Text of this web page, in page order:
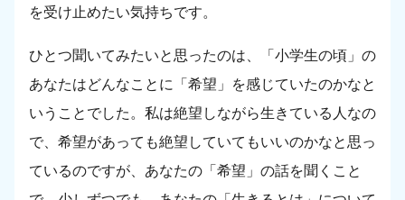
を受け止めたい気持ちです。
ひとつ聞いてみたいと思ったのは、「小学生の頃」の
あなたはどんなことに「希望」を感じていたのかなと
いうことでした。私は絶望しながら生きている人なの
で、希望があっても絶望していてもいいのかなと思っ
ているのですが、あなたの「希望」の話を聞くこと